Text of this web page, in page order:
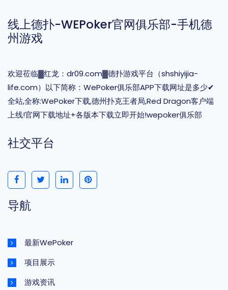
线上德扑-WEPoker官网俱乐部-手机德
州游戏
欢迎莅临▓红龙：dr09.com▓德扑游戏平台（shshiyijia-
life.com）以下简称：WePoker俱乐部APP下载网址是多少✔
全站,全称:WePoker下载,德州扑克王者局,Red Dragon客户端
上线!官网下载地址+各版本下载立即开始!wepoker俱乐部
社交平台
导航
最新WePoker
项目展示
游戏资讯